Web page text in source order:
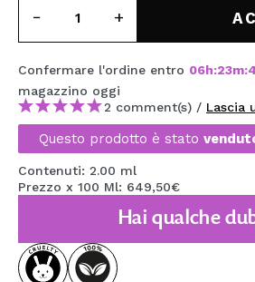
MAQUIFARMA
TRAVEL SIZE
NATURE
SPECIALE
SONO TORNATI!
Confermare l'ordine entro 06h:23m:
magazzino oggi
2 comment(s) / Lascia
Questo prodotto è stato
Contenuti: 2.00 ml
Prezzo x 100 Ml: 649,50€
Hai qualche